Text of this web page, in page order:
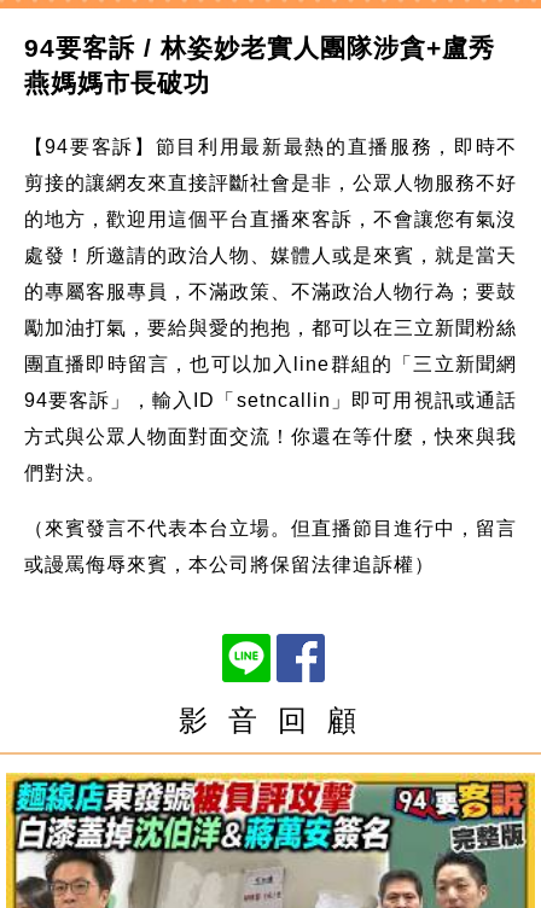
94要客訴 / 林姿妙老實人團隊涉貪+盧秀
燕媽媽市長破功
【94要客訴】節目利用最新最熱的直播服務，即時不
剪接的讓網友來直接評斷社會是非，公眾人物服務不好
的地方，歡迎用這個平台直播來客訴，不會讓您有氣沒
處發！所邀請的政治人物、媒體人或是來賓，就是當天
的專屬客服專員，不滿政策、不滿政治人物行為；要鼓
勵加油打氣，要給與愛的抱抱，都可以在三立新聞粉絲
團直播即時留言，也可以加入line群組的「三立新聞網
94要客訴」，輸入ID「setncallin」即可用視訊或通話
方式與公眾人物面對面交流！你還在等什麼，快來與我
們對決。
（來賓發言不代表本台立場。但直播節目進行中，留言
或謾罵侮辱來賓，本公司將保留法律追訴權）
影 音 回 顧